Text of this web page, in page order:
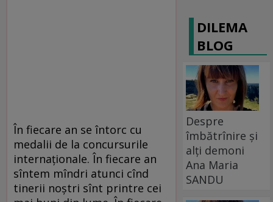
În fiecare an se întorc cu
medalii de la concursurile
internaţionale. În fiecare an
sîntem mîndri atunci cînd
tinerii noştri sînt printre cei
DILEMA
BLOG
Despre
îmbătrînire și
alți demoni
Ana Maria
SANDU